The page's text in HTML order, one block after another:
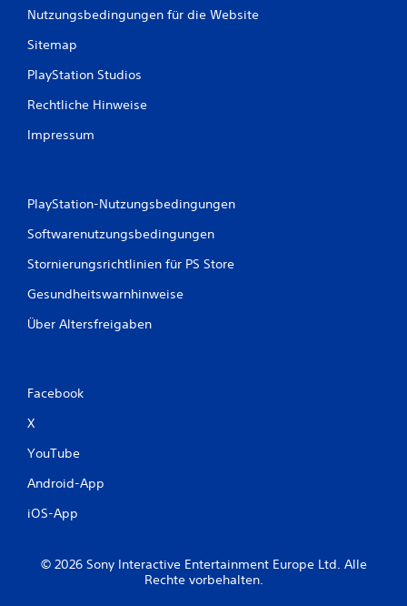
Nutzungsbedingungen für die Website
Sitemap
PlayStation Studios
Rechtliche Hinweise
Impressum
PlayStation-Nutzungsbedingungen
Softwarenutzungsbedingungen
Stornierungsrichtlinien für PS Store
Gesundheitswarnhinweise
Über Altersfreigaben
Facebook
X
YouTube
Android-App
iOS-App
© 2026 Sony Interactive Entertainment Europe Ltd. Alle
Rechte vorbehalten.